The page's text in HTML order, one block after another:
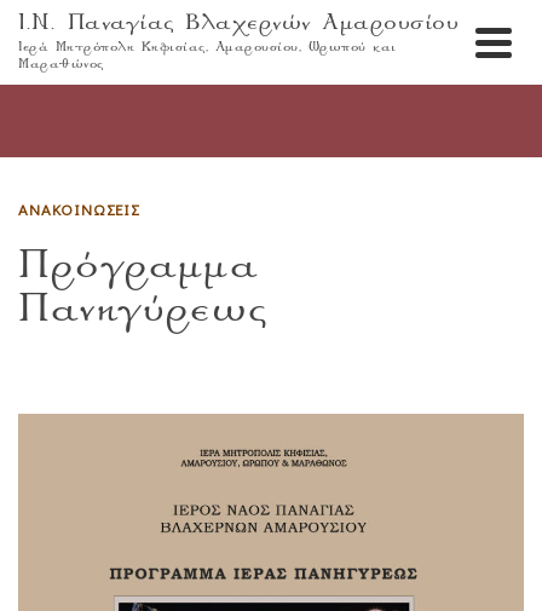
Ι.Ν. Παναγίας Βλαχερνών Αμαρουσίου
Ιερά Μητρόπολη Κηφισίας, Αμαρουσίου, Ωρωπού και
Μαραθώνος
ΑΝΑΚΟΙΝΏΣΕΙΣ
Πρόγραμμα
Πανηγύρεως